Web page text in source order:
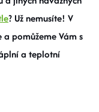
? Už nemusíte! V
pomůžeme Vám s
a teplotní